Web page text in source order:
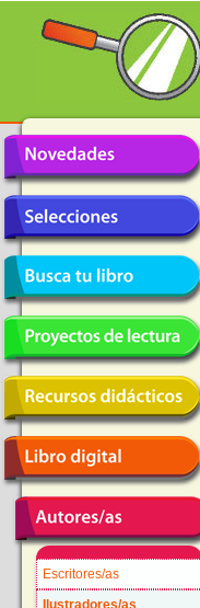
Escritores/as
Ilustradores/as